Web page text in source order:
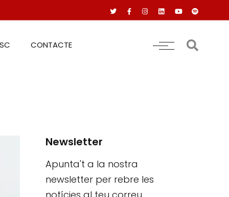
CONTACTE
Newsletter
Apunta't a la nostra
newsletter per rebre les